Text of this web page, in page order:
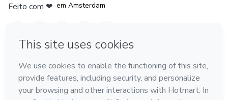
Feito com ❤ em Amsterdam
Conheça a Hotmart
Idioma